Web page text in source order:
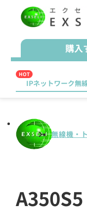
購入
HOT
IPネットワーク無
無線機・